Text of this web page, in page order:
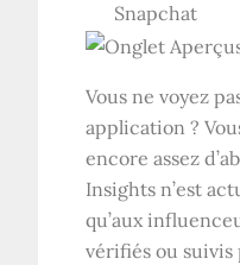
Snapchat
Vous ne voyez
application ?
encore assez
Insights n’est
qu’aux
vérifiés ou suivis